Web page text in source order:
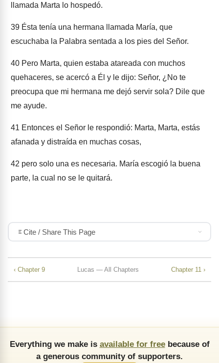
llamada Marta lo hospedó.
39 Ésta tenía una hermana llamada María, que
escuchaba la Palabra sentada a los pies del Señor.
40 Pero Marta, quien estaba atareada con muchos
quehaceres, se acercó a Él y le dijo: Señor, ¿No te
preocupa que mi hermana me dejó servir sola? Dile que
me ayude.
41 Entonces el Señor le respondió: Marta, Marta, estás
afanada y distraída en muchas cosas,
42 pero solo una es necesaria. María escogió la buena
parte, la cual no se le quitará.
Cite / Share This Page
‹ Chapter 9 Lucas — All Chapters Chapter 11 ›
Everything we make is available for freebecause of
a generous community of supporters.